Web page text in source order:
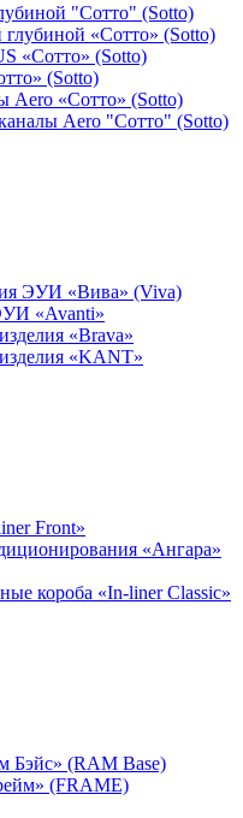
"Сотто" (Sotto)
«Сотто» (Sotto)
«Сотто» (Sotto)
(Sotto)
«Сотто» (Sotto)
Aero "Сотто" (Sotto)
ЭУИ «Вива» (Viva)
«Avanti»
«Brava»
«KANT»
Front»
«Ангара»
короба «In-liner Classic»
Бэйс» (RAM Base)
(FRAME)